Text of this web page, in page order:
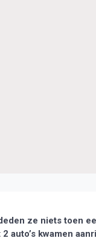
ze niets toen
auto’s kwamen